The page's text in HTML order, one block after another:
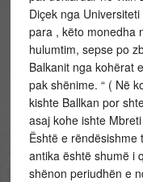
Diçek nga
para , këto monedha
hulumtim, sepse po
Balkanit nga kohërat
pak shënime. “ ( Në
kishte Ballkan por
asaj kohe ishte
Është e
antika është shumë i
shënon periudhën e